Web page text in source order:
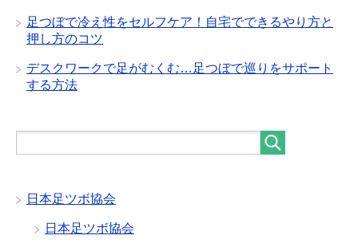
足つぼで冷え性をセルフケア！自宅でできるやり方と
押し方のコツ
デスクワークで足がむくむ…足つぼで巡りをサポート
する方法
日本足ツボ協会
日本足ツボ協会